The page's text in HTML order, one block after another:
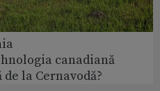
canadiană
la Cernavodă?